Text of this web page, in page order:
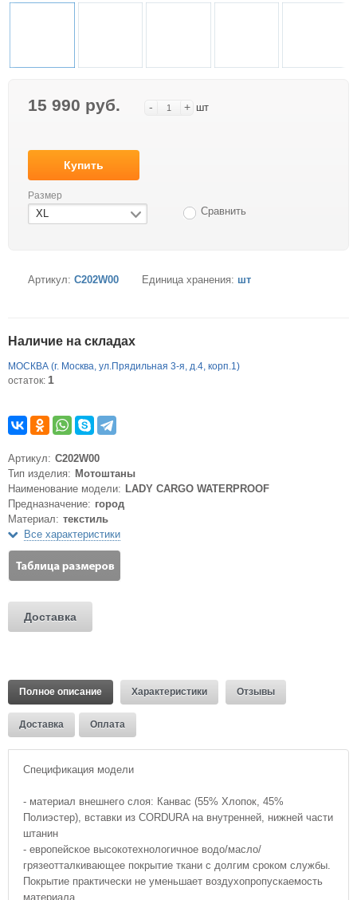
15 990 руб. - + шт
Купить
Размер
XL Сравнить
Артикул: C202W00 Единица хранения: шт
Наличие на складах
МОСКВА (г. Москва, ул.Прядильная 3-я, д.4, корп.1)
остаток: 1
Артикул: C202W00
Тип изделия: Мотоштаны
Наименование модели: LADY CARGO WATERPROOF
Предназначение: город
Материал: текстиль
Все характеристики
Доставка
Полное описание Характеристики Отзывы
Доставка Оплата
Спецификация модели
- материал внешнего слоя: Канвас (55% Хлопок, 45%
Полиэстер), вставки из CORDURA на внутренней, нижней части
штанин
- европейское высокотехнологичное водо/масло/
грязеотталкивающее покрытие ткани с долгим сроком службы.
Покрытие практически не уменьшает воздухопропускаемость
материала.